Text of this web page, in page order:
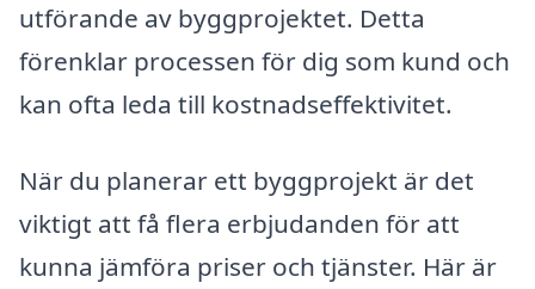
utförande av byggprojektet. Detta
förenklar processen för dig som kund och
kan ofta leda till kostnadseffektivitet.
När du planerar ett byggprojekt är det
viktigt att få flera erbjudanden för att
kunna jämföra priser och tjänster. Här är